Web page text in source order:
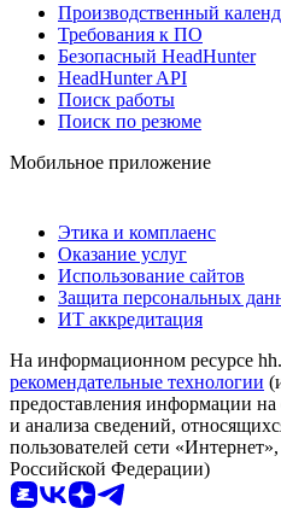
Производственный
Требования к ПО
Безопасный HeadHunter
HeadHunter API
Поиск работы
Поиск по резюме
Мобильное приложение
Этика и комплаенс
Оказание услуг
Использование сайтов
Защита персональных
ИТ аккредитация
На информационном ресурсе
рекомендательные технологии
предоставления информации на
и анализа сведений,
пользователей сети
Российской Федерации)